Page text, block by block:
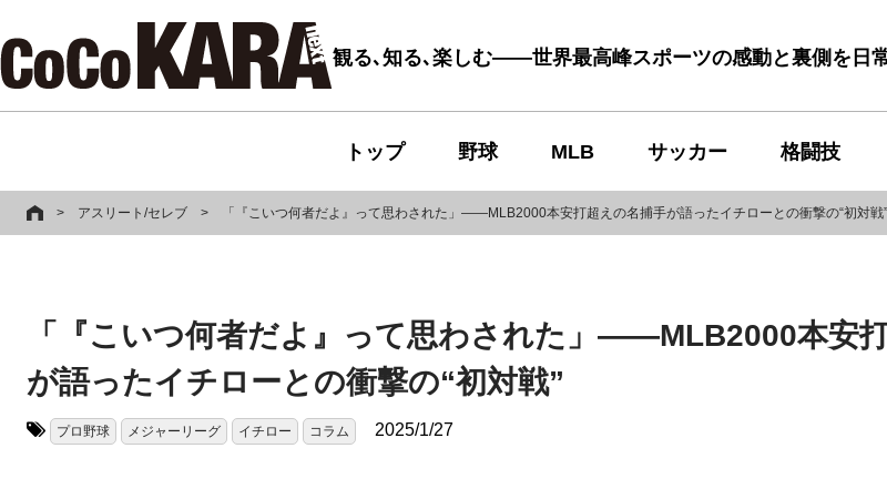
観る､知る､楽しむ――世界最高峰スポーツの感動と裏側を日
トップ 野球 MLB サッカー 格闘技
> アスリート/セレブ > 「『こいつ何者だよ』って思わされた」――MLB2000本安打超えの名捕手が語ったイチローとの衝撃の“初対戦”
「『こいつ何者だよ』って思わされた」――MLB2000本安
が語ったイチローとの衝撃の“初対戦”
プロ野球 メジャーリーグ イチロー コラム 2025/1/27